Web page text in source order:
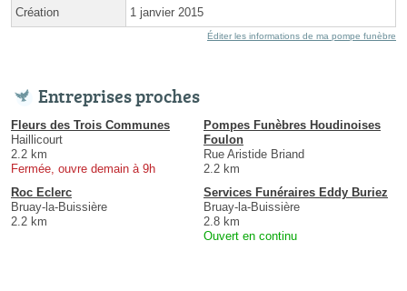
Création 1 janvier 2015
Éditer les informations de ma pompe funèbre
Entreprises proches
Fleurs des Trois Communes
Haillicourt
2.2 km
Fermée, ouvre demain à 9h
Pompes Funèbres Houdinoises
Foulon
Rue Aristide Briand
2.2 km
Roc Eclerc
Bruay-la-Buissière
2.2 km
Services Funéraires Eddy Buriez
Bruay-la-Buissière
2.8 km
Ouvert en continu